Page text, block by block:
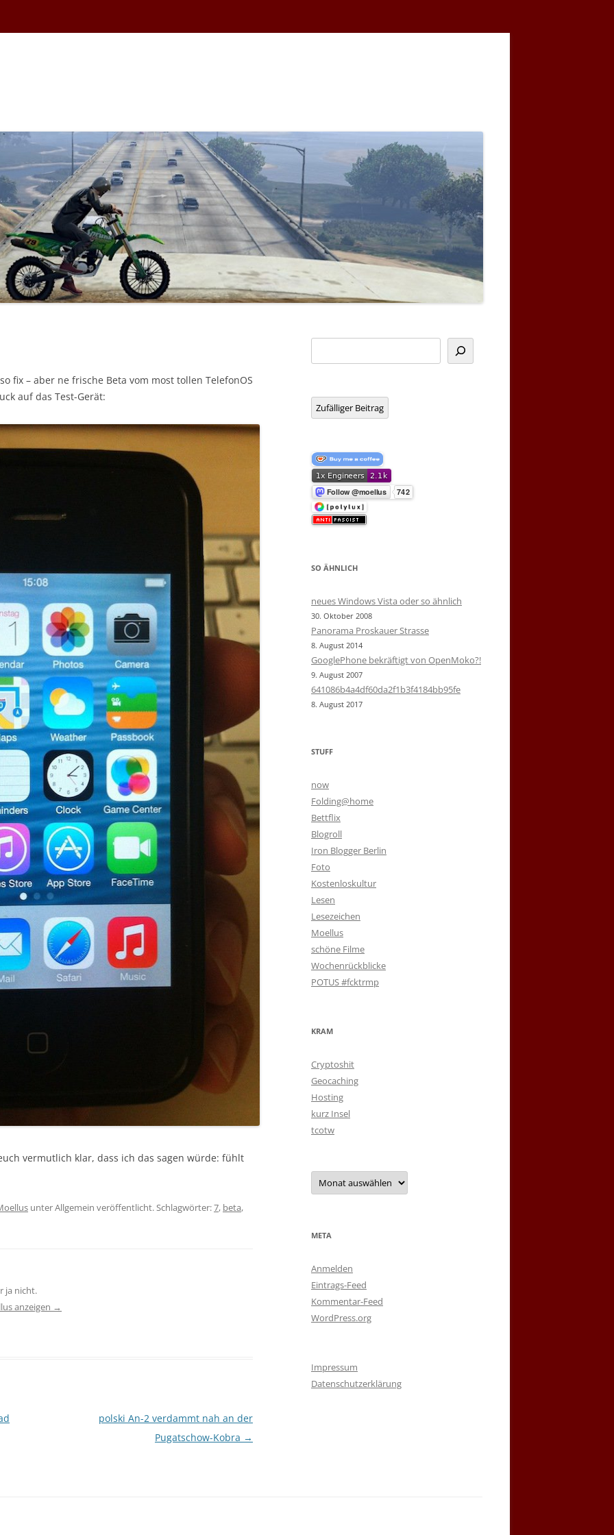
fix – aber ne frische Beta vom most tollen TelefonOS
auf das Test-Gerät:
vermutlich klar, dass ich das sagen würde: fühlt
unter Allgemein veröffentlicht. Schlagwörter:7, beta,
ja nicht.
anzeigen →
polski An-2 verdammt nah an der
Pugatschow-Kobra →
Zufälliger Beitrag
SO ÄHNLICH
neues Windows Vista oder so ähnlich
30. Oktober 2008
Panorama Proskauer Strasse
8. August 2014
GooglePhone bekräftigt von OpenMoko?!
9. August 2007
641086b4a4df60da2f1b3f4184bb95fe
8. August 2017
STUFF
now
Folding@home
Bettflix
Blogroll
Iron Blogger Berlin
Foto
Kostenloskultur
Lesen
Lesezeichen
Moellus
schöne Filme
Wochenrückblicke
POTUS #fcktrmp
KRAM
Cryptoshit
Geocaching
Hosting
kurz Insel
tcotw
Archiv
META
Anmelden
Eintrags-Feed
Kommentar-Feed
WordPress.org
Impressum
Datenschutzerklärung